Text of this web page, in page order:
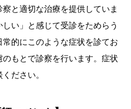
と適切な治療を提供していま
い」と感じて受診をためらう
的にこのような症状を診てお
もとで診察を行います。症状
ださい。